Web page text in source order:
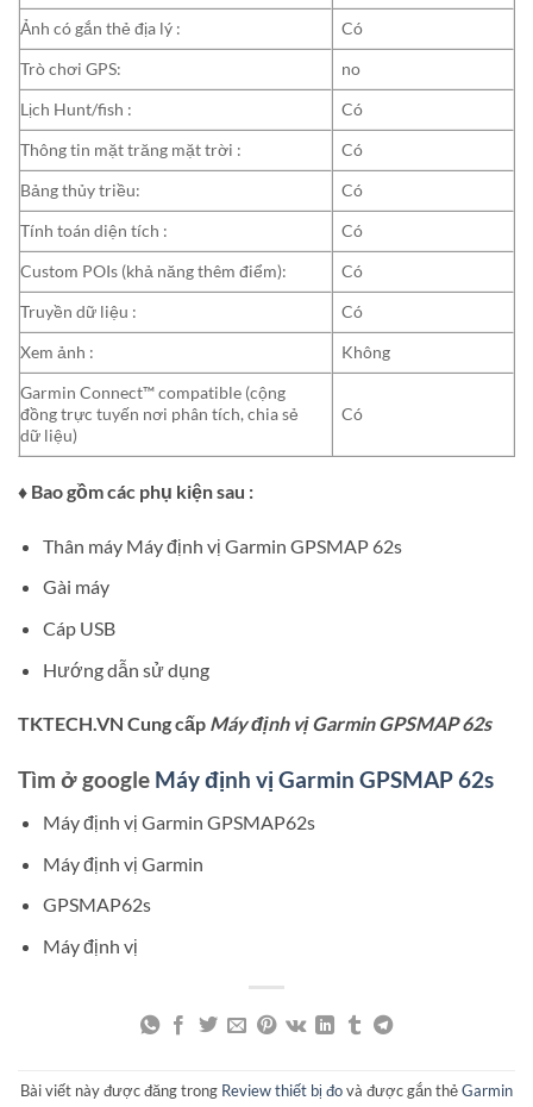
Ảnh có gắn thẻ địa lý :
Có
Trò chơi GPS:
no
Lịch Hunt/fish :
Có
Thông tin mặt trăng mặt trời :
Có
Bảng thủy triều:
Có
Tính toán diện tích :
Có
Custom POIs (khả năng thêm điểm):
Có
Truyền dữ liệu :
Có
Xem ảnh :
Không
Garmin Connect™ compatible (cộng
đồng trực tuyến nơi phân tích, chia sẻ
dữ liệu)
Có
♦ Bao gồm các phụ kiện sau :
Thân máy Máy định vị Garmin GPSMAP 62s
Gài máy
Cáp USB
Hướng dẫn sử dụng
TKTECH.VN Cung cấp Máy định vị Garmin GPSMAP 62s
Tìm ở google Máy định vị Garmin GPSMAP 62s
Máy định vị Garmin GPSMAP62s
Máy định vị Garmin
GPSMAP62s
Máy định vị
Bài viết này được đăng trong Review thiết bị đovà được gắn thẻGarmin